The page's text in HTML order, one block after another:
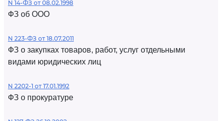
N 14-ФЗ от 08.02.1998
ФЗ об ООО
N 223-ФЗ от 18.07.2011
ФЗ о закупках товаров, работ, услуг отдельными
видами юридических лиц
N 2202-1 от 17.01.1992
ФЗ о прокуратуре